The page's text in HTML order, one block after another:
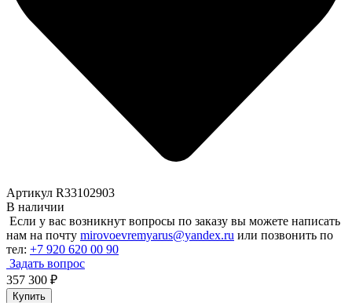
Артикул R33102903
В наличии
Если у вас возникнут вопросы по заказу вы можете написать
нам на почту mirovoevremyarus@yandex.ru или позвонить по
тел: +7 920 620 00 90
Задать вопрос
357 300 ₽
Купить